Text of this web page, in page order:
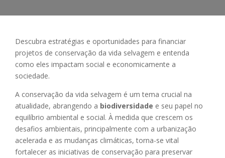
Descubra estratégias e oportunidades para financiar
projetos de conservação da vida selvagem e entenda
como eles impactam social e economicamente a
sociedade.
A conservação da vida selvagem é um tema crucial na
atualidade, abrangendo a biodiversidade e seu papel no
equilíbrio ambiental e social. À medida que crescem os
desafios ambientais, principalmente com a urbanização
acelerada e as mudanças climáticas, torna-se vital
fortalecer as iniciativas de conservação para preservar